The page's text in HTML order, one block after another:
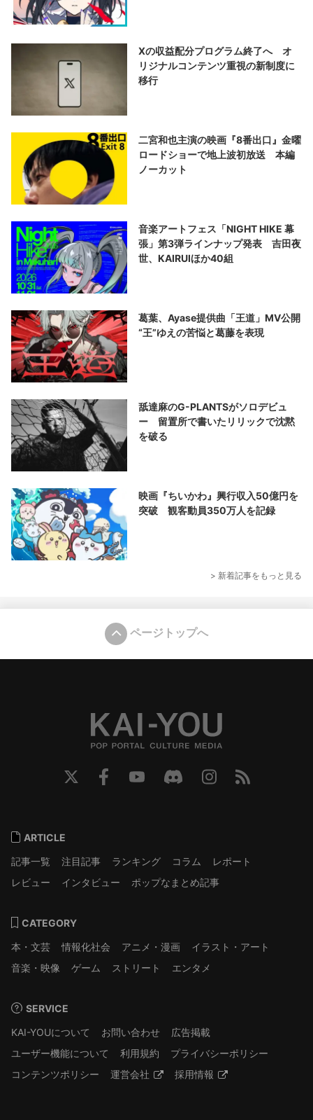
Xの収益配分プログラム終了へ オ
リジナルコンテンツ重視の新制度に
移行
二宮和也主演の映画『8番出口』金曜
ロードショーで地上波初放送 本編
ノーカット
音楽アートフェス「NIGHT HIKE 幕
張」第3弾ラインナップ発表 吉田夜
世、KAIRUIほか40組
葛葉、Ayase提供曲「王道」MV公開
“王”ゆえの苦悩と葛藤を表現
舐達麻のG-PLANTSがソロデビュ
ー 留置所で書いたリリックで沈黙
を破る
映画『ちいかわ』興行収入50億円を
突破 観客動員350万人を記録
> 新着記事をもっと見る
ページトップへ
ARTICLE
記事一覧
注目記事 ランキング コラム
レポート
レビュー
インタビュー ポップなまとめ記事
CATEGORY
本・文芸
情報化社会 アニメ・漫画
イラスト・アート
音楽・映像
ゲーム ストリート エンタメ
SERVICE
KAI-YOUについて
お問い合わせ
広告掲載
ユーザー機能について
利用規約
プライバシーポリシー
コンテンツポリシー
運営会社 採用情報